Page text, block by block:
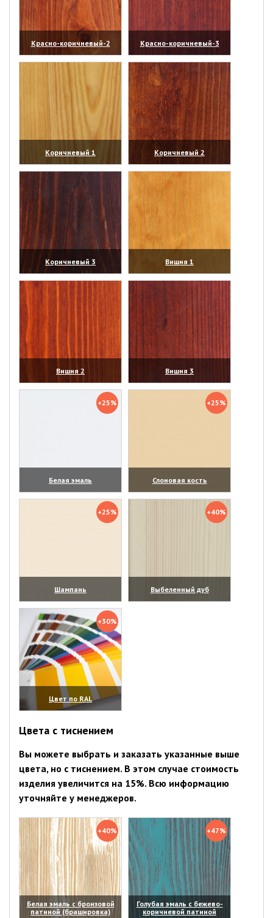
Красно-коричневый-2
(увеличить)
Красно-коричневый-3
(увеличить)
Коричневый 1
(увеличить)
Коричневый 2
(увеличить)
Коричневый 3
(увеличить)
Вишня 1
(увеличить)
Вишня 2
(увеличить)
Вишня 3
(увеличить)
+25%
Белая эмаль
(увеличить)
+25%
Слоновая кость
(увеличить)
+25%
Шампань
(увеличить)
+40%
Выбеленный дуб
(увеличить)
+30%
Цвет по RAL
(увеличить)
Цвета с тиснением
Вы можете выбрать и заказать указанные выше
цвета, но с тиснением. В этом случае стоимость
изделия увеличится на 15%. Всю информацию
уточняйте у менеджеров.
+40%
Белая эмаль с бронзовой
патиной (брашировка)
+47%
Голубая эмаль с бежево-
коричневой патиной